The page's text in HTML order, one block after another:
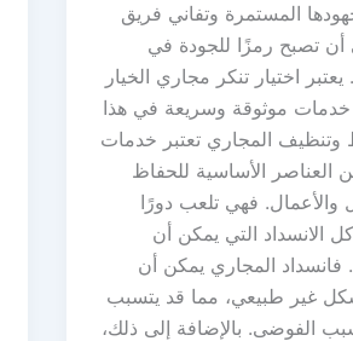
المستمرة وتفاني فريق
تصبح رمزًا للجودة في
اختيار تنكر مجاري الخيار
موثوقة وسريعة في هذا
المجاري تعتبر خدمات
الأساسية للحفاظ
فهي تلعب دورًا
الانسداد التي يمكن أن
المجاري يمكن أن
غير طبيعي، مما قد يتسبب
الفوضى. بالإضافة إلى ذلك،